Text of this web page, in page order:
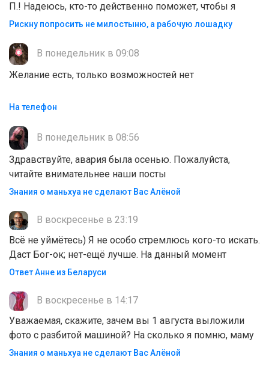
П.! Надеюсь, кто-то действенно поможет, чтобы я
Рискну попросить не милостыню, а рабочую лошадку
В понедельник в 09:08
Желание есть, только возможностей нет
На телефон
В понедельник в 08:56
Здравствуйте, авария была осенью. Пожалуйста,
читайте внимательнее наши посты
Знания о маньхуа не сделают Вас Алëной
В воскресенье в 23:19
Всё не уймётесь) Я не особо стремлюсь кого-то искать.
Даст Бог-ок; нет-ещё лучше. На данный момент
Ответ Анне из Беларуси
В воскресенье в 14:17
Уважаемая, скажите, зачем вы 1 августа выложили
фото с разбитой машиной? На сколько я помню, маму
Знания о маньхуа не сделают Вас Алëной